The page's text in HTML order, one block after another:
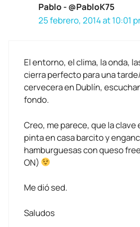
Pablo - @PabloK75
25 febrero, 2014 at 10:01
El entorno, el clima, la onda,
cierra perfecto para una
cervecera en Dublín,
fondo.
Creo, me parece, que la clave
pinta en casa barcito y
hamburguesas con queso
ON)
Me dió sed.
Saludos